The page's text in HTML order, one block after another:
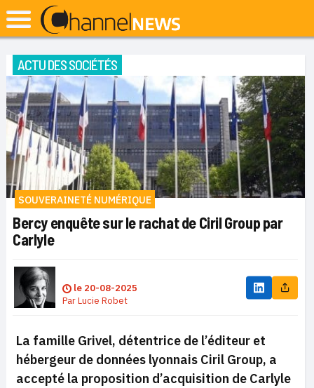
ACTU DES SOCIÉTÉS
SOUVERAINETÉ NUMÉRIQUE
Bercy enquête sur le rachat de Ciril Group par
Carlyle
le 20-08-2025
ParLucie Robet
La famille Grivel, détentrice de l’éditeur et
hébergeur de données lyonnais Ciril Group, a
accepté la proposition d’acquisition de Carlyle